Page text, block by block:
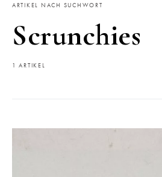
ARTIKEL NACH SUCHWORT
Scrunchies
1 ARTIKEL